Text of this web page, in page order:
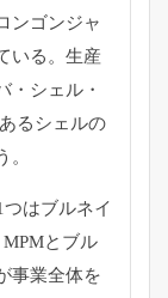
ンゴンジャ
いる。 生産
・シェル・
るシェルの
はブルネイ
MPMとブル
事業全体を